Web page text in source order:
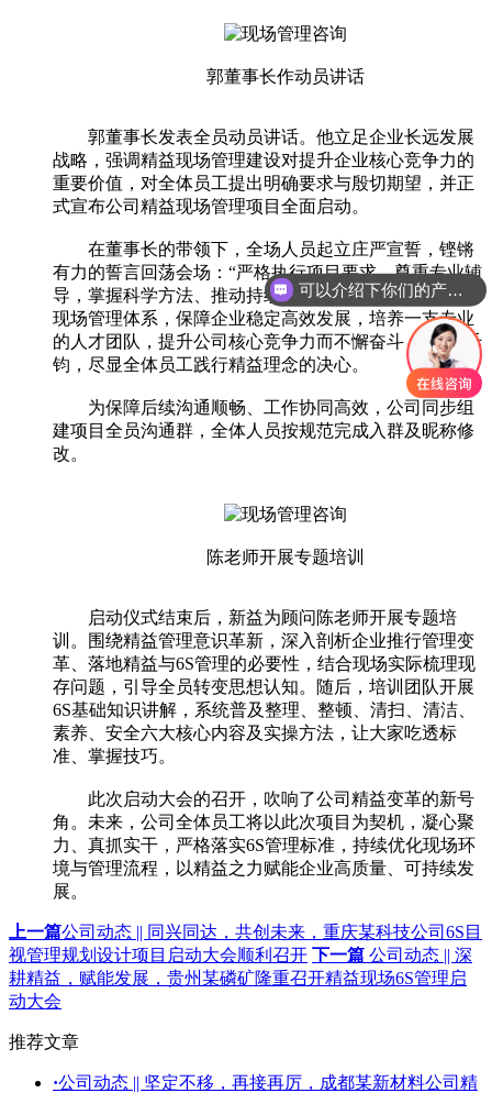
郭董事长作动员讲话
郭董事长发表全员动员讲话。他立足企业长远发展
战略，强调精益现场管理建设对提升企业核心竞争力的
重要价值，对全体员工提出明确要求与殷切期望，并正
式宣布公司精益现场管理项目全面启动。
在董事长的带领下，全场人员起立庄严宣誓，铿锵
有力的誓言回荡会场：“严格执行项目要求，尊重专业辅
导，掌握科学方法、推动持续改善！为建立卓越的精益
现场管理体系，保障企业稳定高效发展，培养一支专业
的人才团队，提升公司核心竞争力而不懈奋斗！”字字千
钧，尽显全体员工践行精益理念的决心。
为保障后续沟通顺畅、工作协同高效，公司同步组
建项目全员沟通群，全体人员按规范完成入群及昵称修
改。
陈老师开展专题培训
启动仪式结束后，新益为顾问陈老师开展专题培
训。围绕精益管理意识革新，深入剖析企业推行管理变
革、落地精益与6S管理的必要性，结合现场实际梳理现
存问题，引导全员转变思想认知。随后，培训团队开展
6S基础知识讲解，系统普及整理、整顿、清扫、清洁、
素养、安全六大核心内容及实操方法，让大家吃透标
准、掌握技巧。
此次启动大会的召开，吹响了公司精益变革的新号
角。未来，公司全体员工将以此次项目为契机，凝心聚
力、真抓实干，严格落实6S管理标准，持续优化现场环
境与管理流程，以精益之力赋能企业高质量、可持续发
展。
上一篇公司动态 || 同兴同达，共创未来，重庆某科技公司6S目
视管理规划设计项目启动大会顺利召开 下一篇 公司动态 || 深
耕精益，赋能发展，贵州某磷矿隆重召开精益现场6S管理启
动大会
推荐文章
·公司动态 || 坚定不移，再接再厉，成都某新材料公司精
可以介绍下你们的产品么
你们是怎么收费的呢